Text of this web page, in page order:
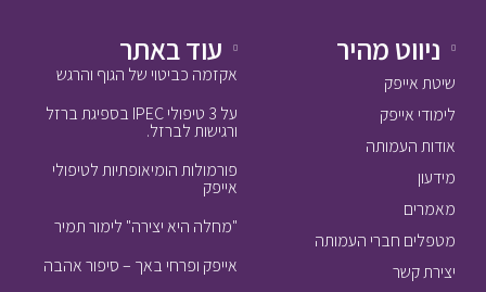
ניווט מהיר
שיטת אייפק
לימודי אייפק
אודות העמותה
מידעון
מאמרים
מטפלים חברי העמותה
יצירת קשר
עוד באתר
אקזמה כביטוי של הגוף והרגש
על 3 טיפולי IPEC בספיגת ברזל
ורגישות לברזל.
פורמולות הומיאופתיות לטיפולי
אייפק
"מחלה היא יצירה" לימור תמיר
אייפק ופרחי באך – סיפור אהבה